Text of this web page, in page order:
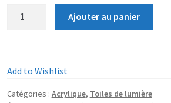
contemporaine:
femmes
Ajouter au panier
Add to Wishlist
Catégories : Acrylique, Toiles de lumière